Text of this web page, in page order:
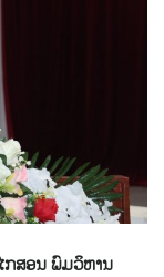
ກສອນ ພົມວິຫານ